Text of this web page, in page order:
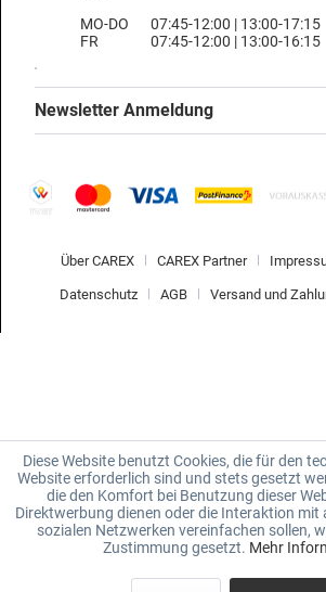
MO-DO
FR
07:45-12:00 | 13:00-17:15
07:45-12:00 | 13:00-16:15
Newsletter Anmeldung
Über CAREX CAREX Partner
Datenschutz AGB Versand und
Diese Website benutzt Cookies, die für den
Website erforderlich sind und stets gesetzt
die den Komfort bei Benutzung dieser
Direktwerbung dienen oder die Interaktion mit
sozialen Netzwerken vereinfachen sollen,
Zustimmung gesetzt. Mehr